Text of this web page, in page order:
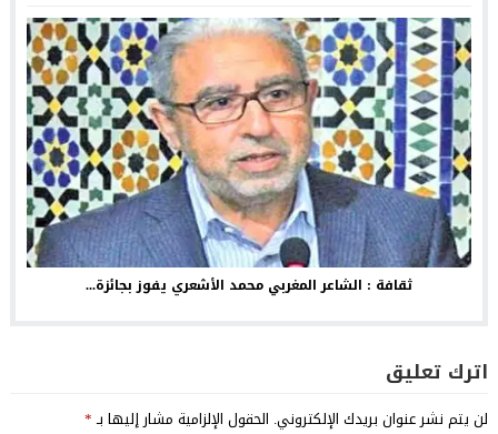
ثقافة : الشاعر المغربي محمد الأشعري يفوز بجائزة...
اترك تعليق
لن يتم نشر عنوان بريدك الإلكتروني. الحقول الإلزامية مشار إليها بـ*